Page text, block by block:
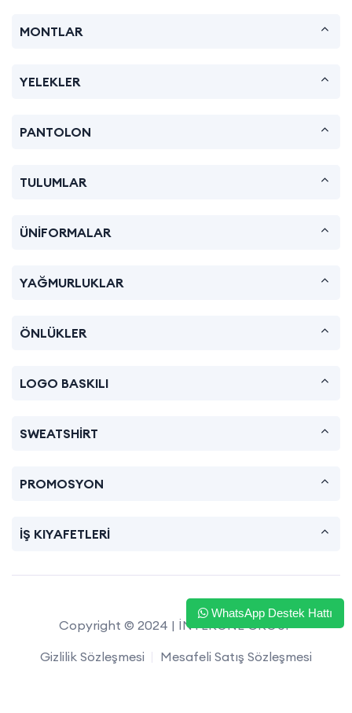
MONTLAR
YELEKLER
PANTOLON
TULUMLAR
ÜNİFORMALAR
YAĞMURLUKLAR
ÖNLÜKLER
LOGO BASKILI
SWEATSHİRT
PROMOSYON
İŞ KIYAFETLERİ
Copyright © 2024 | İNTERONE GROUP
Gizlilik Sözleşmesi
Mesafeli Satış Sözleşmesi
WhatsApp Destek Hattı